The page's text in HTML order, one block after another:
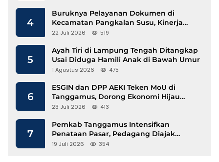
4
Buruknya Pelayanan Dokumen di
Kecamatan Pangkalan Susu, Kinerja
Disdukcapil Langkat Disorot
22 Juli 2026 519
5
Ayah Tiri di Lampung Tengah Ditangkap
Usai Diduga Hamili Anak di Bawah Umur
1 Agustus 2026 475
6
ESGIN dan DPP AEKI Teken MoU di
Tanggamus, Dorong Ekonomi Hijau
Berbasis Kopi dan Perdagangan Karbon
23 Juli 2026 413
7
Pemkab Tanggamus Intensifkan
Penataan Pasar, Pedagang Diajak
Tempati Pasar Modern Talang Padang
19 Juli 2026 354